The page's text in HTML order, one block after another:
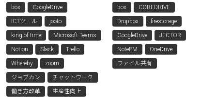
box
GoogleDrive
ICTツール jooto
king of time Microsoft Teams
Notion Slack Trello
Whereby zoom
ジョブカン チャットワーク
働き方改革 生産性向上
box
COREDRIVE
Dropbox firestorage
GoogleDrive JECTOR
NotePM OneDrive
ファイル共有